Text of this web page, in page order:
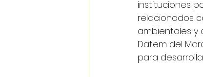
instituciones
relacionados
ambientales y
Datem del
para